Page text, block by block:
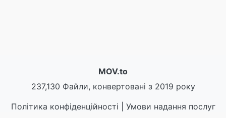
MOV.to
237,130 Файли, конвертовані з 2019 року
Політика конфіденційності
Умови надання послуг